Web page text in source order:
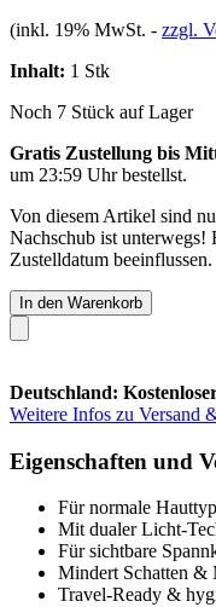
(inkl. 19% MwSt. - zzgl.
Inhalt: 1 Stk
Noch 7 Stück auf Lager
Gratis Zustellung bis
um 23:59 Uhrbestellst.
Von diesem Artikel sind
Nachschub ist unterwegs!
Zustelldatum beeinflussen.
In den Warenkorb
Deutschland:
Weitere Infos zu Versand
Eigenschaften und
Für normale
Mit dualer Licht-
Für sichtbare
Mindert Schatten &
Travel-Ready &